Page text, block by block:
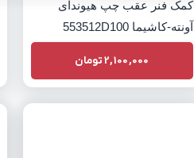
کمک فنر عقب چپ هیوندای
آونته-کاشیما 553512D100
2,100,000تومان